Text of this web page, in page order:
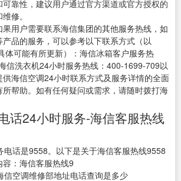
靠性，建议用户通过官方渠道或官方授权的
修。
用户需要联系海信集团的其他服务热线，如
品的服务，可以参考以下联系方式（以
体可能有所更新）：海信冰箱客户服务热
信洗衣机24小时服务热线：400-1699-709以
海信空调24小时联系方式及服务详情的全面
帮助。如有任何疑问或需求，请随时拨打海
话24小时服务-海信客服热线
电话是9558。以下是关于海信客服热线9558
：海信客服热线9